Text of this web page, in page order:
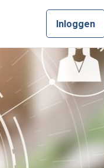
Inloggen